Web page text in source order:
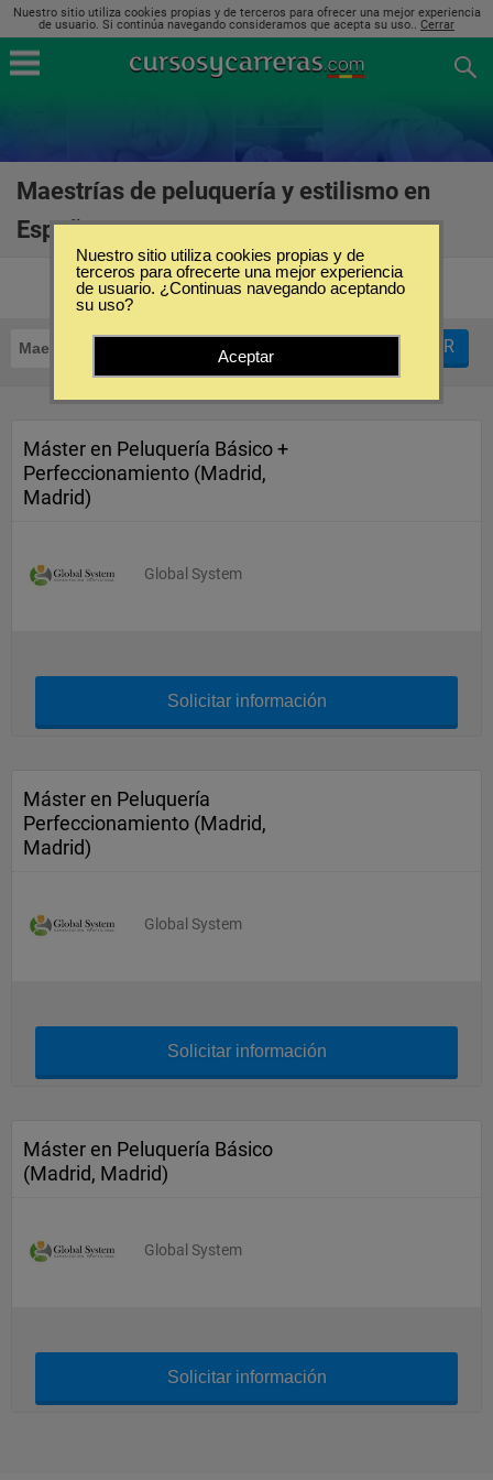
Nuestro sitio utiliza cookies propias y de terceros para ofrecer una mejor experiencia
de usuario. Si continúa navegando consideramos que acepta su uso.. Cerrar
Maestrías de peluquería y estilismo en
España
Maestrías Peluquería y Estilismo FILTRAR
Máster en Peluquería Básico +
Perfeccionamiento (Madrid,
Madrid)
Global System
Solicitar información
Máster en Peluquería
Perfeccionamiento (Madrid,
Madrid)
Global System
Solicitar información
Máster en Peluquería Básico
(Madrid, Madrid)
Global System
Solicitar información
Nuestro sitio utiliza cookies propias y de
terceros para ofrecerte una mejor experiencia
de usuario. ¿Continuas navegando aceptando
su uso?
Aceptar